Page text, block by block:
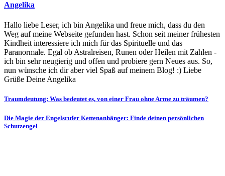
Angelika
Hallo liebe Leser, ich bin Angelika und freue mich, dass du den
Weg auf meine Webseite gefunden hast. Schon seit meiner frühesten
Kindheit interessiere ich mich für das Spirituelle und das
Paranormale. Egal ob Astralreisen, Runen oder Heilen mit Zahlen -
ich bin sehr neugierig und offen und probiere gern Neues aus. So,
nun wünsche ich dir aber viel Spaß auf meinem Blog! :) Liebe
Grüße Deine Angelika
Beitragsnavigation
Traumdeutung: Was bedeutet es, von einer Frau ohne Arme zu träumen?
Die Magie der Engelsrufer Kettenanhänger: Finde deinen persönlichen
Schutzengel